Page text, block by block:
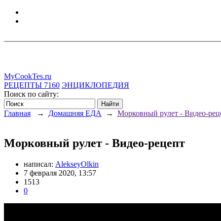
MyCookTes.ru
РЕЦЕПТЫ 7160 ЭНЦИКЛОПЕДИЯ
Поиск по сайту:
Главная → Домашняя ЕДА → Морковный рулет - Видео-
Морковный рулет - Видео-рецепт
написал: AlekseyOlkin
7 февраля 2020, 13:57
1513
0